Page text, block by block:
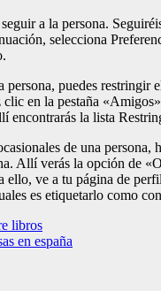
a la persona.
selecciona
puedes restringir
en la pestaña
la lista
de una
Allí verás la opción de
ello, ve a tu página de
es etiquetarlo como
libros
en españa